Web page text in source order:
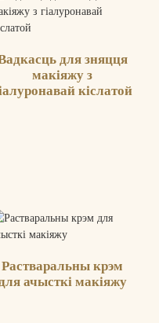
для зняцця
макіяжу з
кіслатой
Растваральны крэм
ачысткі макіяжу